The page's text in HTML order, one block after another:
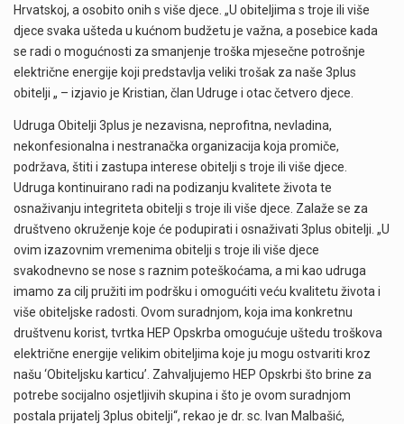
Hrvatskoj, a osobito onih s više djece. „U obiteljima s troje ili više
djece svaka ušteda u kućnom budžetu je važna, a posebice kada
se radi o mogućnosti za smanjenje troška mjesečne potrošnje
električne energije koji predstavlja veliki trošak za naše 3plus
obitelji „ – izjavio je Kristian, član Udruge i otac četvero djece.
Udruga Obitelji 3plus je nezavisna, neprofitna, nevladina,
nekonfesionalna i nestranačka organizacija koja promiče,
podržava, štiti i zastupa interese obitelji s troje ili više djece.
Udruga kontinuirano radi na podizanju kvalitete života te
osnaživanju integriteta obitelji s troje ili više djece. Zalaže se za
društveno okruženje koje će podupirati i osnaživati 3plus obitelji. „U
ovim izazovnim vremenima obitelji s troje ili više djece
svakodnevno se nose s raznim poteškoćama, a mi kao udruga
imamo za cilj pružiti im podršku i omogućiti veću kvalitetu života i
više obiteljske radosti. Ovom suradnjom, koja ima konkretnu
društvenu korist, tvrtka HEP Opskrba omogućuje uštedu troškova
električne energije velikim obiteljima koje ju mogu ostvariti kroz
našu ‘Obiteljsku karticu’. Zahvaljujemo HEP Opskrbi što brine za
potrebe socijalno osjetljivih skupina i što je ovom suradnjom
postala prijatelj 3plus obitelji“, rekao je dr. sc. Ivan Malbašić,